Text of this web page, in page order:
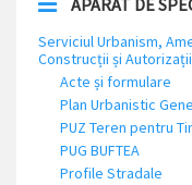
APARAT DE
Serviciul Urbanism,
Construcții și Autorizații
Acte și formulare
Plan Urbanistic
PUZ Teren pentru
PUG BUFTEA
Profile Stradale